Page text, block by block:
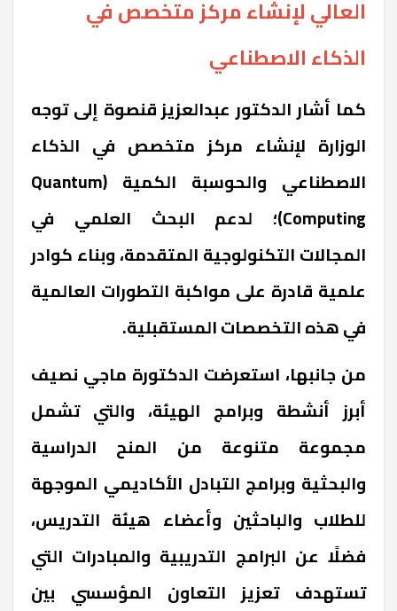
العالي لإنشاء مركز متخصص في
الذكاء الاصطناعي
كما أشار الدكتور عبدالعزيز قنصوة إلى توجه
الوزارة لإنشاء مركز متخصص في الذكاء
الاصطناعي والحوسبة الكمية
(Quantum
Computing)؛ لدعم البحث العلمي في
المجالات التكنولوجية المتقدمة، وبناء كوادر
علمية قادرة على مواكبة التطورات العالمية
في هذه التخصصات المستقبلية.
من جانبها، استعرضت الدكتورة ماجي نصيف
أبرز أنشطة وبرامج الهيئة، والتي تشمل
مجموعة متنوعة من المنح الدراسية
والبحثية وبرامج التبادل الأكاديمي الموجهة
للطلاب والباحثين وأعضاء هيئة التدريس،
فضلًا عن البرامج التدريبية والمبادرات التي
تستهدف تعزيز التعاون المؤسسي بين